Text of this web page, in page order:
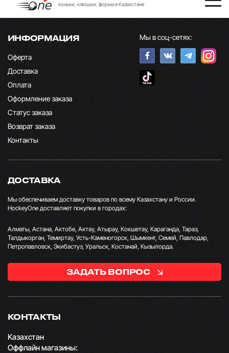
коньки, клюшки, форма в Казахстане
ИНФОРМАЦИЯ
Оферта
Доставка
Оплата
Оформление заказа
Статус заказа
Возврат заказа
Контакты
Мы в соц-сетях:
КОНТАКТЫ
Казахстан
Оффлайн магазины:
ДОСТАВКА
Мы обеспечиваем доставку товаров по всему Казахстану и России.
HockeyOne доставляет покупки в городах:
Алматы, Астана, Актобе, Актау, Атырау, Кокшетау, Караганда, Тараз,
Талдыкорган, Темиртау, Усть-Каменогорск, Шымкент, Семей, Павлодар,
Петропавловск, Экибастуз, Уральск, Костанай, Кызылорда.
ЗАДАТЬ ВОПРОС